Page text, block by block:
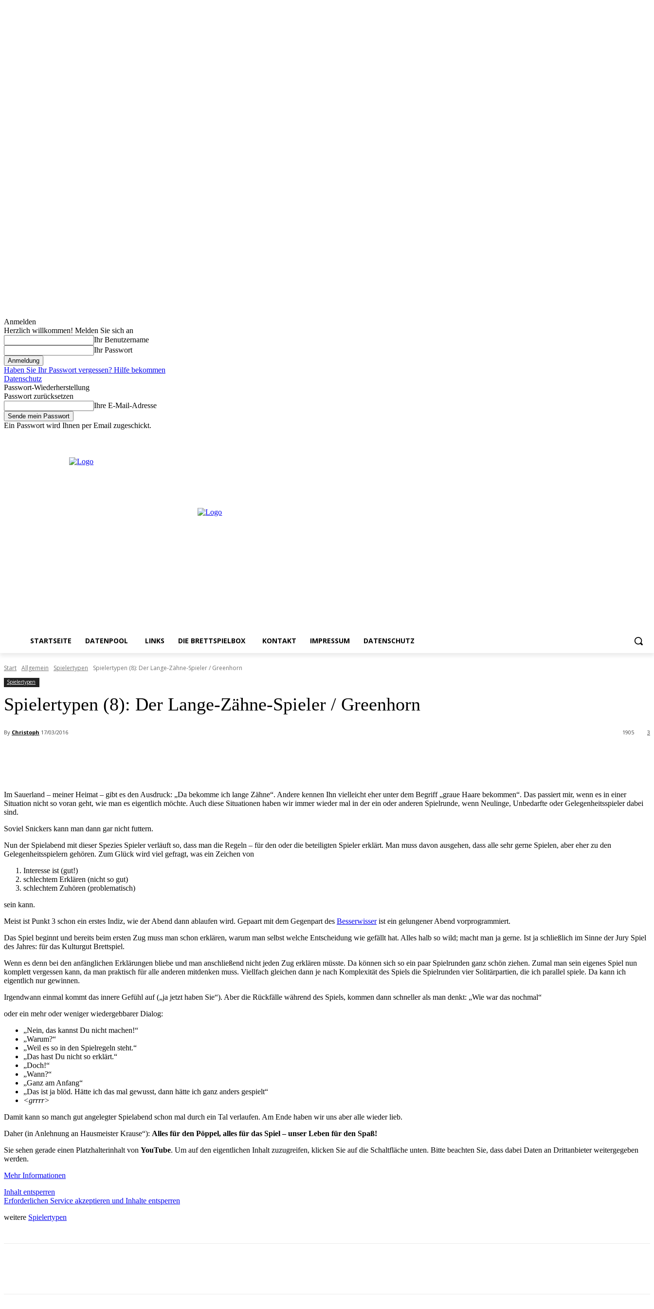
Anmelden
Herzlich willkommen! Melden Sie sich an
Ihr Benutzername
Ihr Passwort
Haben Sie Ihr Passwort vergessen? Hilfe bekommen
Datenschutz
Passwort-Wiederherstellung
Passwort zurücksetzen
Ihre E-Mail-Adresse
Ein Passwort wird Ihnen per Email zugeschickt.
STARTSEITE DATENPOOL LINKS DIE BRETTSPIELBOX KONTAKT IMPRESSUM DATENSCHUTZ
Start Allgemein Spielertypen Spielertypen (8): Der Lange-Zähne-Spieler / Greenhorn
Spielertypen
Spielertypen (8): Der Lange-Zähne-Spieler / Greenhorn
By Christoph 17/03/2016 3
1905
Im Sauerland – meiner Heimat – gibt es den Ausdruck: „Da bekomme ich lange Zähne“. Andere kennen Ihn vielleicht eher unter dem Begriff „graue Haare bekommen“. Das passiert mir, wenn es in einer
Situation nicht so voran geht, wie man es eigentlich möchte. Auch diese Situationen haben wir immer wieder mal in der ein oder anderen Spielrunde, wenn Neulinge, Unbedarfte oder Gelegenheitsspieler dabei
sind.
Soviel Snickers kann man dann gar nicht futtern.
Nun der Spielabend mit dieser Spezies Spieler verläuft so, dass man die Regeln – für den oder die beteiligten Spieler erklärt. Man muss davon ausgehen, dass alle sehr gerne Spielen, aber eher zu den
Gelegenheitsspielern gehören. Zum Glück wird viel gefragt, was ein Zeichen von
Interesse ist (gut!)
schlechtem Erklären (nicht so gut)
schlechtem Zuhören (problematisch)
sein kann.
Meist ist Punkt 3 schon ein erstes Indiz, wie der Abend dann ablaufen wird. Gepaart mit dem Gegenpart des Besserwisserist ein gelungener Abend vorprogrammiert.
Das Spiel beginnt und bereits beim ersten Zug muss man schon erklären, warum man selbst welche Entscheidung wie gefällt hat. Alles halb so wild; macht man ja gerne. Ist ja schließlich im Sinne der Jury Spiel
des Jahres: für das Kulturgut Brettspiel.
Wenn es denn bei den anfänglichen Erklärungen bliebe und man anschließend nicht jeden Zug erklären müsste. Da können sich so ein paar Spielrunden ganz schön ziehen. Zumal man sein eigenes Spiel nun
komplett vergessen kann, da man praktisch für alle anderen mitdenken muss. Viellfach gleichen dann je nach Komplexität des Spiels die Spielrunden vier Solitärpartien, die ich parallel spiele. Da kann ich
eigentlich nur gewinnen.
Irgendwann einmal kommt das innere Gefühl auf („ja jetzt haben Sie“). Aber die Rückfälle während des Spiels, kommen dann schneller als man denkt: „Wie war das nochmal“
oder ein mehr oder weniger wiedergebbarer Dialog:
„Nein, das kannst Du nicht machen!“
„Warum?“
„Weil es so in den Spielregeln steht.“
„Das hast Du nicht so erklärt.“
„Doch!“
„Wann?“
„Ganz am Anfang“
„Das ist ja blöd. Hätte ich das mal gewusst, dann hätte ich ganz anders gespielt“
<grrrr>
Damit kann so manch gut angelegter Spielabend schon mal durch ein Tal verlaufen. Am Ende haben wir uns aber alle wieder lieb.
Daher (in Anlehnung an Hausmeister Krause“): Alles für den Pöppel, alles für das Spiel – unser Leben für den Spaß!
Sie sehen gerade einen Platzhalterinhalt von YouTube. Um auf den eigentlichen Inhalt zuzugreifen, klicken Sie auf die Schaltfläche unten. Bitte beachten Sie, dass dabei Daten an Drittanbieter weitergegeben
werden.
Mehr Informationen
Inhalt entsperren
Erforderlichen Service akzeptieren und Inhalte entsperren
weitere Spielertypen